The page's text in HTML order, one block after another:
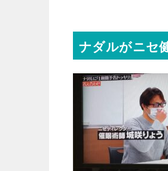
ナダルがニセ